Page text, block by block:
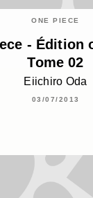
ONE PIECE
- Édition
Tome 02
Eiichiro Oda
03/07/2013